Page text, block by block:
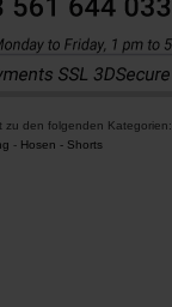
zu den folgenden Kategorien:
- Hosen - Shorts